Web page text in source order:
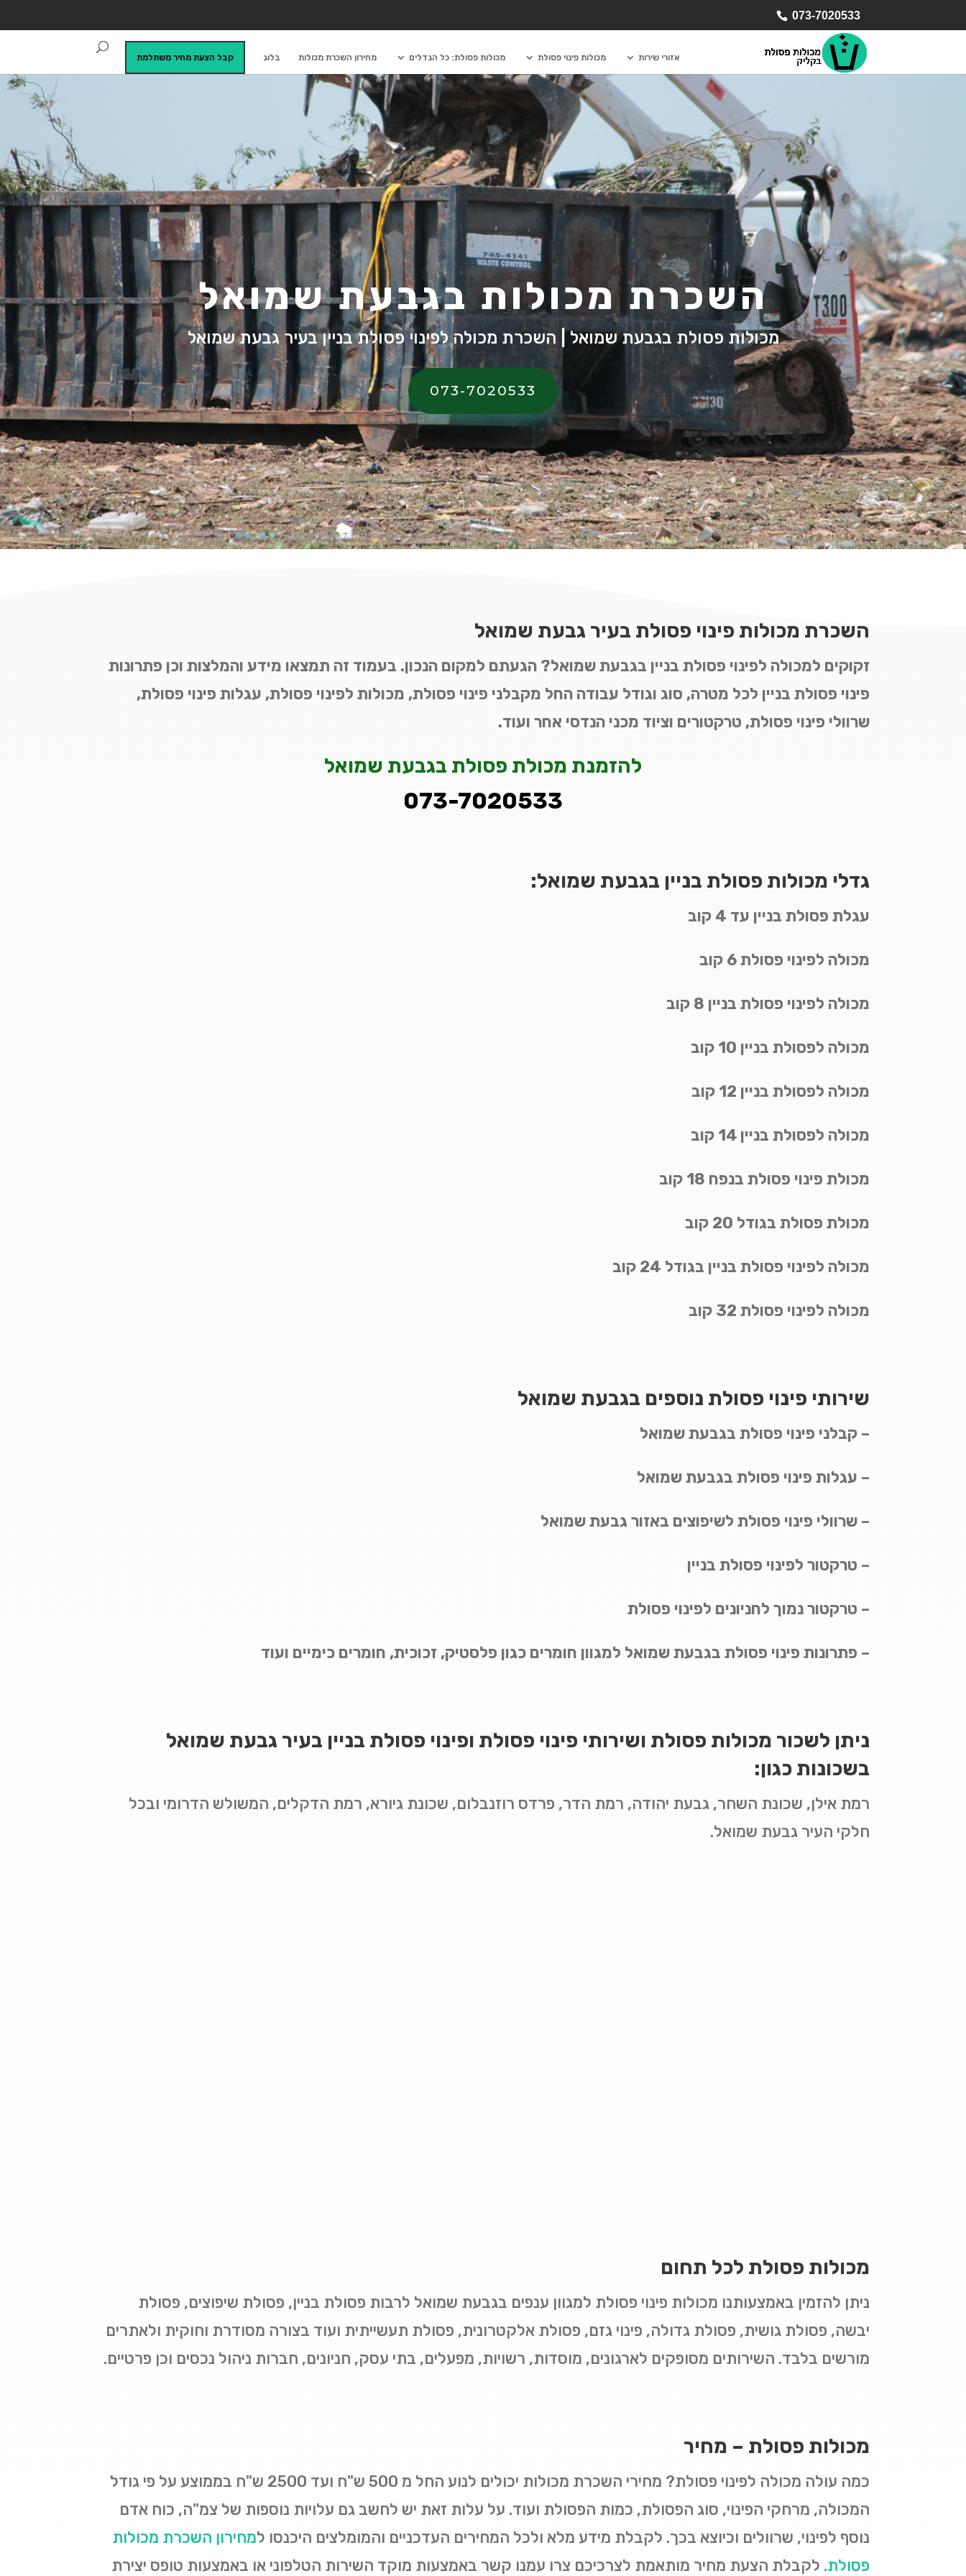
073-7020533
אזורי שירות מכולות פינוי פסולת מכולות פסולת: כל הגדלים מחירון השכרת מכולות בלוג קבל הצעת מחיר משתלמת
השכרת מכולות בגבעת שמואל
מכולות פסולת בגבעת שמואל | השכרת מכולה לפינוי פסולת בניין בעיר גבעת שמואל
073-7020533
השכרת מכולות פינוי פסולת בעיר גבעת שמואל
זקוקים למכולה לפינוי פסולת בניין בגבעת שמואל? הגעתם למקום הנכון. בעמוד זה תמצאו מידע והמלצות וכן פתרונות
פינוי פסולת בניין לכל מטרה, סוג וגודל עבודה החל מקבלני פינוי פסולת, מכולות לפינוי פסולת, עגלות פינוי פסולת,
שרוולי פינוי פסולת, טרקטורים וציוד מכני הנדסי אחר ועוד.
להזמנת מכולת פסולת בגבעת שמואל
073-7020533
גדלי מכולות פסולת בניין בגבעת שמואל:
עגלת פסולת בניין עד 4 קוב
מכולה לפינוי פסולת 6 קוב
מכולה לפינוי פסולת בניין 8 קוב
מכולה לפסולת בניין 10 קוב
מכולה לפסולת בניין 12 קוב
מכולה לפסולת בניין 14 קוב
מכולת פינוי פסולת בנפח 18 קוב
מכולת פסולת בגודל 20 קוב
מכולה לפינוי פסולת בניין בגודל 24 קוב
מכולה לפינוי פסולת 32 קוב
שירותי פינוי פסולת נוספים בגבעת שמואל
– קבלני פינוי פסולת בגבעת שמואל
– עגלות פינוי פסולת בגבעת שמואל
– שרוולי פינוי פסולת לשיפוצים באזור גבעת שמואל
– טרקטור לפינוי פסולת בניין
– טרקטור נמוך לחניונים לפינוי פסולת
– פתרונות פינוי פסולת בגבעת שמואל למגוון חומרים כגון פלסטיק, זכוכית, חומרים כימיים ועוד
ניתן לשכור מכולות פסולת ושירותי פינוי פסולת ופינוי פסולת בניין בעיר גבעת שמואל
בשכונות כגון:
רמת אילן, שכונת השחר, גבעת יהודה, רמת הדר, פרדס רוזנבלום, שכונת גיורא, רמת הדקלים, המשולש הדרומי ובכל
חלקי העיר גבעת שמואל.
מכולות פסולת לכל תחום
ניתן להזמין באמצעותנו מכולות פינוי פסולת למגוון ענפים בגבעת שמואל לרבות פסולת בניין, פסולת שיפוצים, פסולת
יבשה, פסולת גושית, פסולת גדולה, פינוי גזם, פסולת אלקטרונית, פסולת תעשייתית ועוד בצורה מסודרת וחוקית ולאתרים
מורשים בלבד. השירותים מסופקים לארגונים, מוסדות, רשויות, מפעלים, בתי עסק, חניונים, חברות ניהול נכסים וכן פרטיים.
מכולות פסולת – מחיר
כמה עולה מכולה לפינוי פסולת? מחירי השכרת מכולות יכולים לנוע החל מ 500 ש"ח ועד 2500 ש"ח בממוצע על פי גודל
המכולה, מרחקי הפינוי, סוג הפסולת, כמות הפסולת ועוד. על עלות זאת יש לחשב גם עלויות נוספות של צמ"ה, כוח אדם
נוסף לפינוי, שרוולים וכיוצא בכך. לקבלת מידע מלא ולכל המחירים העדכניים והמומלצים היכנסו למחירון השכרת מכולות
פסולת. לקבלת הצעת מחיר מותאמת לצרכיכם צרו עמנו קשר באמצעות מוקד השירות הטלפוני או באמצעות טופס יצירת